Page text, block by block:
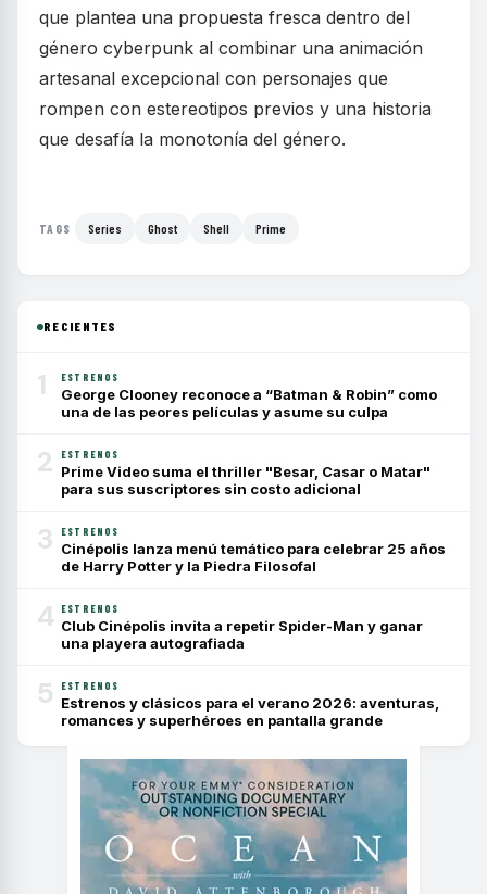
que plantea una propuesta fresca dentro del
género cyberpunk al combinar una animación
artesanal excepcional con personajes que
rompen con estereotipos previos y una historia
que desafía la monotonía del género.
TAGS Series Ghost Shell Prime
RECIENTES
1 ESTRENOS
George Clooney reconoce a “Batman & Robin” como
una de las peores películas y asume su culpa
2 ESTRENOS
Prime Video suma el thriller "Besar, Casar o Matar"
para sus suscriptores sin costo adicional
3 ESTRENOS
Cinépolis lanza menú temático para celebrar 25 años
de Harry Potter y la Piedra Filosofal
4 ESTRENOS
Club Cinépolis invita a repetir Spider-Man y ganar
una playera autografiada
5 ESTRENOS
Estrenos y clásicos para el verano 2026: aventuras,
romances y superhéroes en pantalla grande